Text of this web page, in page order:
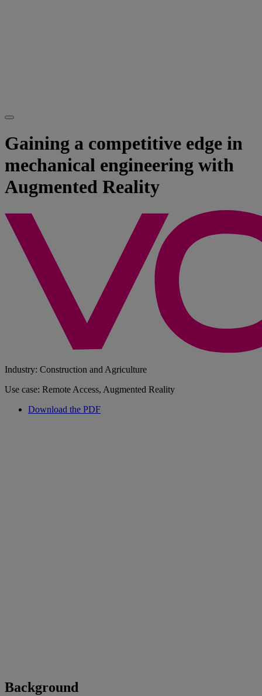
Gaining a competitive edge in
mechanical engineering with
Augmented Reality
Industry: Construction and Agriculture
Use case: Remote Access, Augmented Reality
Download the PDF
Background